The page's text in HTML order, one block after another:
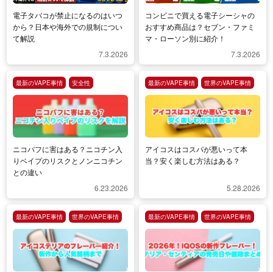
電子タバコが禁止になるのはいつ
から？日本や海外での規制につい
て解説
7.3.2026
コンビニで買える電子シーシャの
おすすめ商品は？セブン・ファミ
マ・ローソン別に紹介！
7.3.2026
最新のVAPE事情 安全性
ニコパフに害はある？ニコチン入
りベイプのリスクとノンニコチン
との違い
6.23.2026
最新のVAPE事情 世界のVAPE事情
アイコスはコスパが悪いって本
当？安く楽しむ方法はある？
5.28.2026
最新のVAPE事情 世界のVAPE事情 最新のVAPE事情 世界のVAPE事情